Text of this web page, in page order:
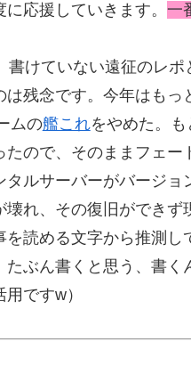
応援していきます。 一
けていない遠征のレ
残念です。今年はもっ
ムの艦これをやめた。
ので、そのままフェ
ルサーバーがバージ
れ、その復旧ができ
を読める文字から推測
ぶん書くと思う、書
ですw）